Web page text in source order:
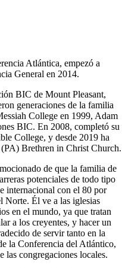
Atlántica, empezó a
General en 2014.
BIC de Mount Pleasant,
generaciones de la familia
College en 1999, Adam
BIC. En 2008, completó su
College, y desde 2019 ha
Brethren in Christ Church.
de que la familia de
potenciales de todo tipo
internacional con el 80 por
Norte. Él ve a las iglesias
en el mundo, ya que tratan
a los creyentes, y hacer un
de servir tanto en la
la Conferencia del Atlántico,
las congregaciones locales.